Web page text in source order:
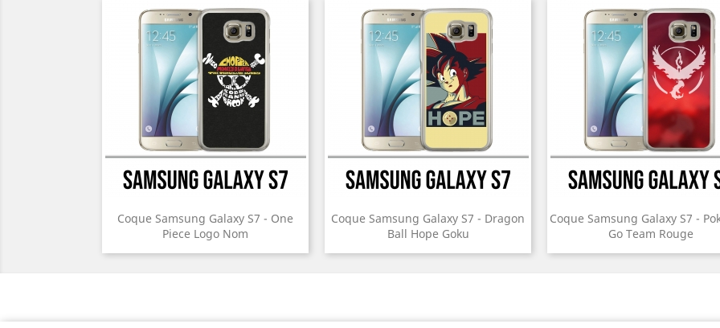
Coque Samsung Galaxy S7 - One
Piece Logo Nom
Coque Samsung Galaxy S7 - Dragon
Ball Hope Goku
Coque Samsung Galaxy S7 -
Go Team Rouge